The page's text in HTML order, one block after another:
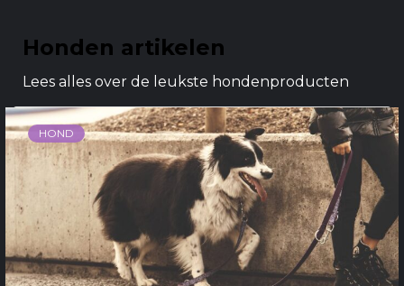
Honden artikelen
Lees alles over de leukste hondenproducten
HOND